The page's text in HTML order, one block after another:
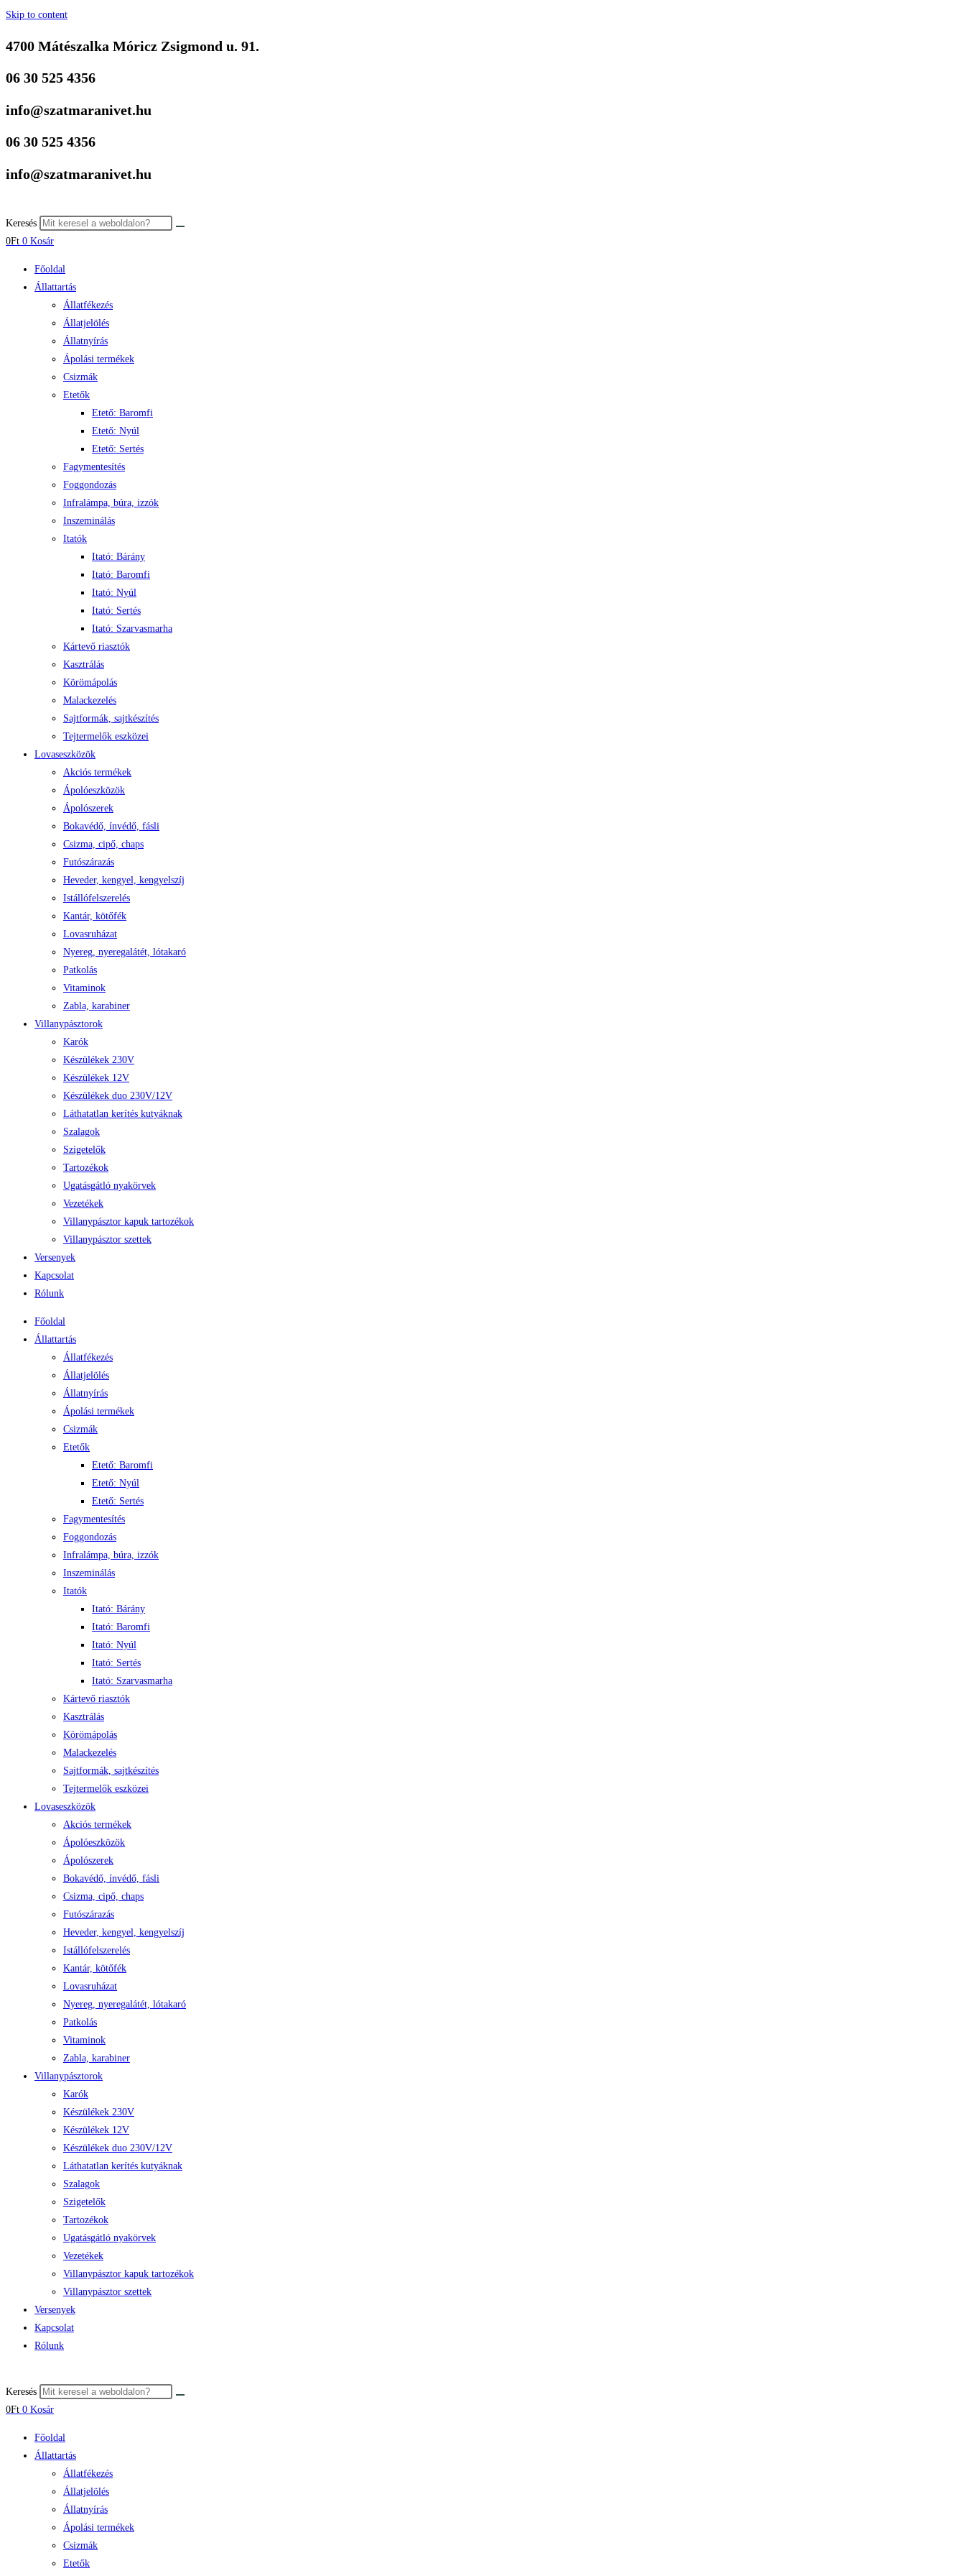
Skip to content
4700 Mátészalka Móricz Zsigmond u. 91.
06 30 525 4356
info@szatmaranivet.hu
06 30 525 4356
info@szatmaranivet.hu
Keresés
0Ft 0 Kosár
Főoldal
Állattartás
Állatfékezés
Állatjelölés
Állatnyírás
Ápolási termékek
Csizmák
Etetők
Etető: Baromfi
Etető: Nyúl
Etető: Sertés
Fagymentesítés
Foggondozás
Infralámpa, búra, izzók
Inszeminálás
Itatók
Itató: Bárány
Itató: Baromfi
Itató: Nyúl
Itató: Sertés
Itató: Szarvasmarha
Kártevő riasztók
Kasztrálás
Körömápolás
Malackezelés
Sajtformák, sajtkészítés
Tejtermelők eszközei
Lovaseszközök
Akciós termékek
Ápolóeszközök
Ápolószerek
Bokavédő, ínvédő, fásli
Csizma, cipő, chaps
Futószárazás
Heveder, kengyel, kengyelszíj
Istállófelszerelés
Kantár, kötőfék
Lovasruházat
Nyereg, nyeregalátét, lótakaró
Patkolás
Vitaminok
Zabla, karabiner
Villanypásztorok
Karók
Készülékek 230V
Készülékek 12V
Készülékek duo 230V/12V
Láthatatlan kerítés kutyáknak
Szalagok
Szigetelők
Tartozékok
Ugatásgátló nyakörvek
Vezetékek
Villanypásztor kapuk tartozékok
Villanypásztor szettek
Versenyek
Kapcsolat
Rólunk
Főoldal
Állattartás
Állatfékezés
Állatjelölés
Állatnyírás
Ápolási termékek
Csizmák
Etetők
Etető: Baromfi
Etető: Nyúl
Etető: Sertés
Fagymentesítés
Foggondozás
Infralámpa, búra, izzók
Inszeminálás
Itatók
Itató: Bárány
Itató: Baromfi
Itató: Nyúl
Itató: Sertés
Itató: Szarvasmarha
Kártevő riasztók
Kasztrálás
Körömápolás
Malackezelés
Sajtformák, sajtkészítés
Tejtermelők eszközei
Lovaseszközök
Akciós termékek
Ápolóeszközök
Ápolószerek
Bokavédő, ínvédő, fásli
Csizma, cipő, chaps
Futószárazás
Heveder, kengyel, kengyelszíj
Istállófelszerelés
Kantár, kötőfék
Lovasruházat
Nyereg, nyeregalátét, lótakaró
Patkolás
Vitaminok
Zabla, karabiner
Villanypásztorok
Karók
Készülékek 230V
Készülékek 12V
Készülékek duo 230V/12V
Láthatatlan kerítés kutyáknak
Szalagok
Szigetelők
Tartozékok
Ugatásgátló nyakörvek
Vezetékek
Villanypásztor kapuk tartozékok
Villanypásztor szettek
Versenyek
Kapcsolat
Rólunk
Keresés
0Ft 0 Kosár
Főoldal
Állattartás
Állatfékezés
Állatjelölés
Állatnyírás
Ápolási termékek
Csizmák
Etetők